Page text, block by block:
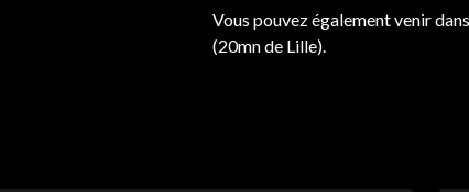
Vous pouvez également venir
(20mn de Lille).